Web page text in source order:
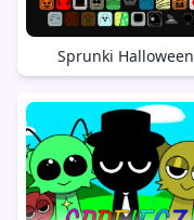
Sprunki Halloween